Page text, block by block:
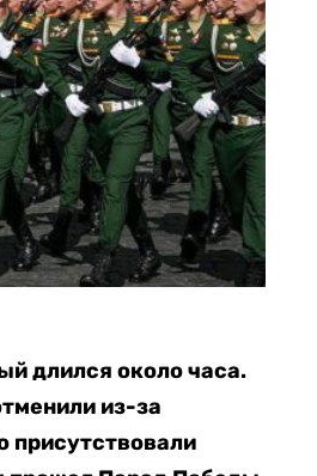
длился около часа.
из-за
присутствовали